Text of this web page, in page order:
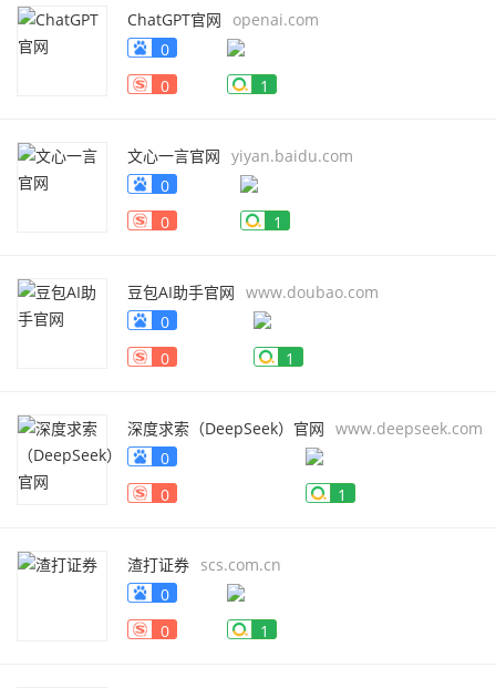
ChatGPT官网
openai.com
0
0
1
文心一言官网 yiyan.baidu.com
0
0
1
豆包AI助手官网 www.doubao.com
0
0
1
深度求索（DeepSeek）官网 www.deepseek.com
0
0
1
渣打证券 scs.com.cn
0
0
1